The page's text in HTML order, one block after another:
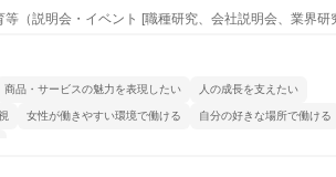
（説明会・イベント [職種研究、会社説明会、業界研
商品・サービスの魅力を表現したい 人の成長を支えたい
女性が働きやすい環境で働ける 自分の好きな場所で働ける